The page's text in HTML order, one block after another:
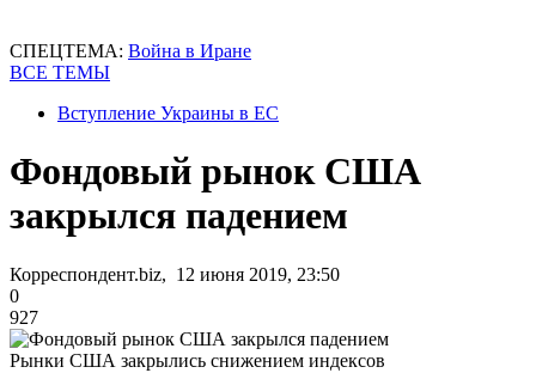
СПЕЦТЕМА: Война в Иране
ВСЕ ТЕМЫ
Вступление Украины в ЕС
Фондовый рынок США
закрылся падением
Корреспондент.biz, 12 июня 2019, 23:50
0
927
Рынки США закрылись снижением индексов